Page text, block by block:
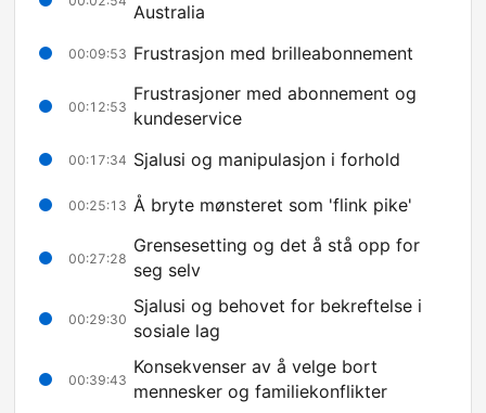
Australia
00:09:53 Frustrasjon med brilleabonnement
00:12:53
Frustrasjoner med abonnement og
kundeservice
00:17:34 Sjalusi og manipulasjon i forhold
00:25:13 Å bryte mønsteret som 'flink pike'
00:27:28
Grensesetting og det å stå opp for
seg selv
00:29:30
Sjalusi og behovet for bekreftelse i
sosiale lag
00:39:43
Konsekvenser av å velge bort
mennesker og familiekonflikter